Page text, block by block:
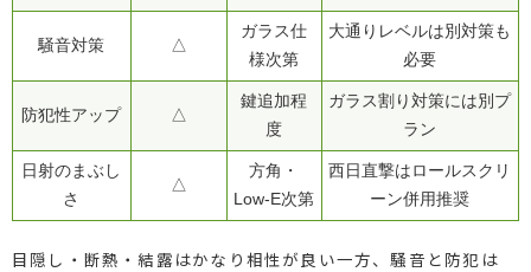
騒音対策 △
ガラス仕
様次第
大通りレベルは別対策も
必要
防犯性アップ △
鍵追加程
度
ガラス割り対策には別プ
ラン
日射のまぶし
さ
△
方角・
Low-E次第
西日直撃はロールスクリ
ーン併用推奨
目隠し・断熱・結露はかなり相性が良い一方、騒音と防犯は